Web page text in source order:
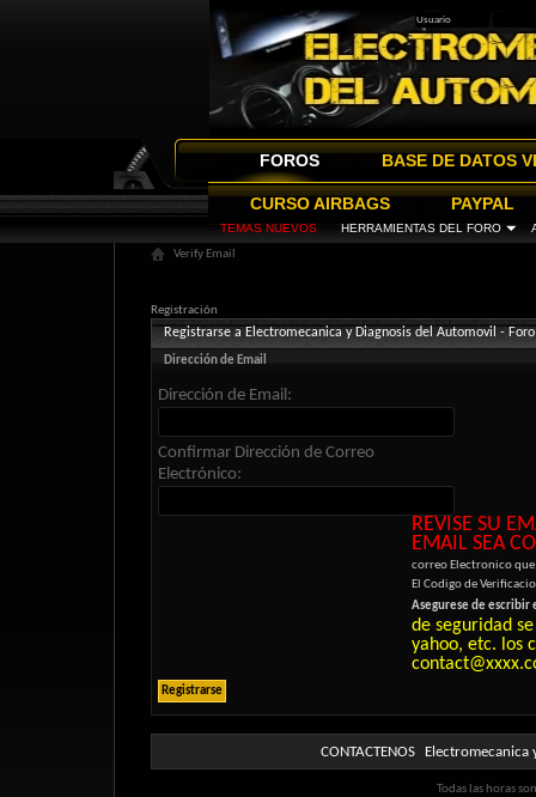
FOROS
TEMAS NUEVOS HERRAMIENTAS DEL FORO
BASE DE DATOS
CURSO AIRBAGS PAYPAL
Verify Email
Registración
Registrarse a Electromecanica y Diagnosis del Automovil - Foro
Dirección de Email
Dirección de Email:
Confirmar Dirección de Correo
Electrónico:
REVISE SU
EMAIL SEA
correo Electronico
El Codigo de
Asegurese de
de seguridad
yahoo, etc. los
CONTACTENOS Electromecanica
Todas las horas